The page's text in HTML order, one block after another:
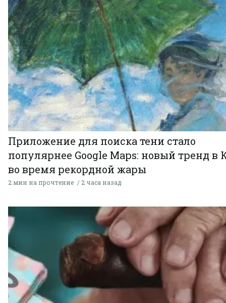
Приложение для поиска тени стало
популярнее Google Maps: новый тренд в
во время рекордной жары
2 мин на прочтение 2 часа назад